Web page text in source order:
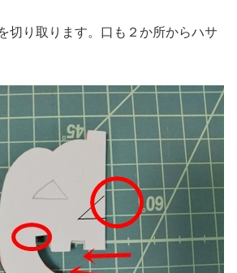
切り取ります。口も２か所からハサ